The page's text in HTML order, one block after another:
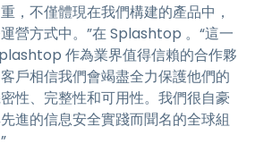
，不僅體現在我們構建的產品中，
營方式中。”在 Splashtop 。“這一
作為業界值得信賴的合作夥
戶相信我們會竭盡全力保護他們的
性、完整性和可用性。我們很自豪
進的信息安全實踐而聞名的全球組